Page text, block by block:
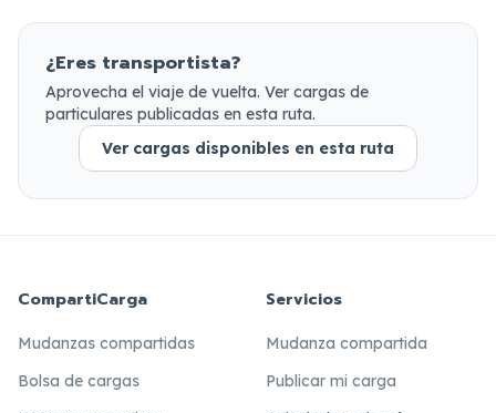
¿Eres transportista?
Aprovecha el viaje de vuelta. Ver cargas de
particulares publicadas en esta ruta.
Ver cargas disponibles en esta ruta
CompartiCarga
Mudanzas compartidas
Bolsa de cargas
Servicios
Mudanza compartida
Publicar mi carga